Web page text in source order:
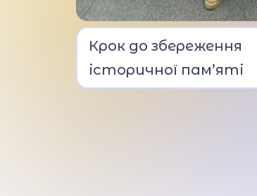
Директор
ліцею МВС Кирило
отримав як
Крок до збереження
історичної пам’яті